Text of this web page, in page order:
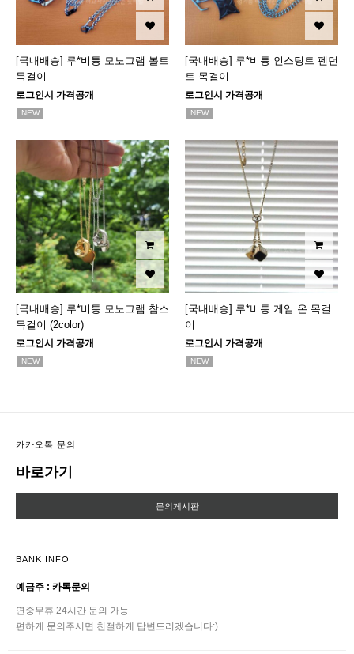
[국내배송] 루*비통 모노그램 볼트
목걸이
로그인시 가격공개
NEW
[국내배송] 루*비통 인스팅트 펜던
트 목걸이
로그인시 가격공개
NEW
[국내배송] 루*비통 모노그램 참스
목걸이 (2color)
로그인시 가격공개
NEW
[국내배송] 루*비통 게임 온 목걸
이
로그인시 가격공개
NEW
카카오톡 문의
바로가기
문의게시판
BANK INFO
예금주 : 카톡문의
연중무휴 24시간 문의 가능
편하게 문의주시면 친절하게 답변드리겠습니다:)